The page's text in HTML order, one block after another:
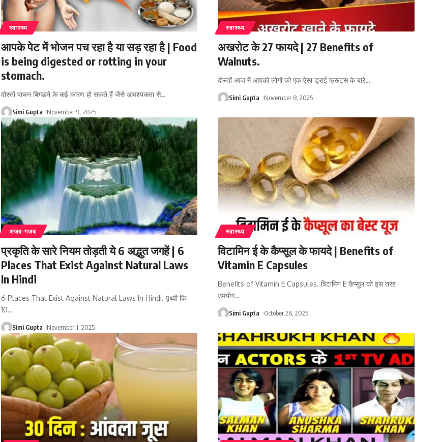
स्वास्थ्य
आपके पेट में भोजन पच रहा है या सड़ रहा है | Food
is being digested or rotting in your
stomach.
दोस्तों पाचन बिगड़ने के कई कारण हो सकते हैं जैसे आवश्यकता से…
Simi Gupta November 9, 2025
स्वास्थ्य
अखरोट के 27 फायदे | 27 Benefits of
Walnuts.
दोस्तों आज मै आपको लोगों को एक ऐसा ड्राई फ्रूट्स के बारे…
Simi Gupta November 8, 2025
अजब-गजब
प्रकृति के सारे नियम तोड़ती ये 6 अद्भुत जगहें | 6
Places That Exist Against Natural Laws
In Hindi
6 Places That Exist Against Natural Laws In Hindi. पृथ्वी कि
10…
Simi Gupta November 1, 2025
स्वास्थ्य
विटामिन ई के कैप्सूल के फायदे | Benefits of
Vitamin E Capsules
Benefits of Vitamin E Capsules. विटामिन E कैप्सूल को इस तरह
उपयोग…
Simi Gupta October 26, 2025